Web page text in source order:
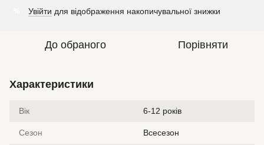
Увійти для відображення накопичувальної знижки
До обраного Порівняти
Характеристики
Вік 6-12 років
Сезон Всесезон